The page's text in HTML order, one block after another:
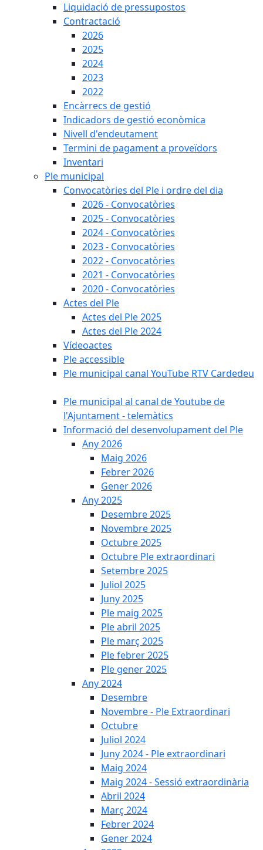
Liquidació de pressupostos
Contractació
2026
2025
2024
2023
2022
Encàrrecs de gestió
Indicadors de gestió econòmica
Nivell d'endeutament
Termini de pagament a proveïdors
Inventari
Ple municipal
Convocatòries del Ple i ordre del dia
2026 - Convocatòries
2025 - Convocatòries
2024 - Convocatòries
2023 - Convocatòries
2022 - Convocatòries
2021 - Convocatòries
2020 - Convocatòries
Actes del Ple
Actes del Ple 2025
Actes del Ple 2024
Vídeoactes
Ple accessible
Ple municipal canal YouTube RTV Cardedeu
Ple municipal al canal de Youtube de
l'Ajuntament - telemàtics
Informació del desenvolupament del Ple
Any 2026
Maig 2026
Febrer 2026
Gener 2026
Any 2025
Desembre 2025
Novembre 2025
Octubre 2025
Octubre Ple extraordinari
Setembre 2025
Juliol 2025
Juny 2025
Ple maig 2025
Ple abril 2025
Ple març 2025
Ple febrer 2025
Ple gener 2025
Any 2024
Desembre
Novembre - Ple Extraordinari
Octubre
Juliol 2024
Juny 2024 - Ple extraordinari
Maig 2024
Maig 2024 - Sessió extraordinària
Abril 2024
Març 2024
Febrer 2024
Gener 2024